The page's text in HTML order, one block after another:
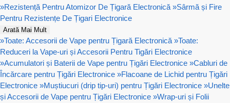
»Rezistență Pentru Atomizor De Țigară Electronică »Sârmă și Fire
Pentru Rezistențe De Țigari Electronice
Arată Mai Mult
»Toate: Accesorii de Vape pentru Țigară Electronică »Toate:
Reduceri la Vape-uri și Accesorii Pentru Tigări Electronice
»Acumulatori și Baterii de Vape pentru Țigări Electronice »Cabluri de
Încărcare pentru Țigări Electronice »Flacoane de Lichid pentru Țigări
Electronice »Muștiucuri (drip tip-uri) pentru Țigări Electronice »Unelte
și Accesorii de Vape pentru Țigări Electronice »Wrap-uri și Folii